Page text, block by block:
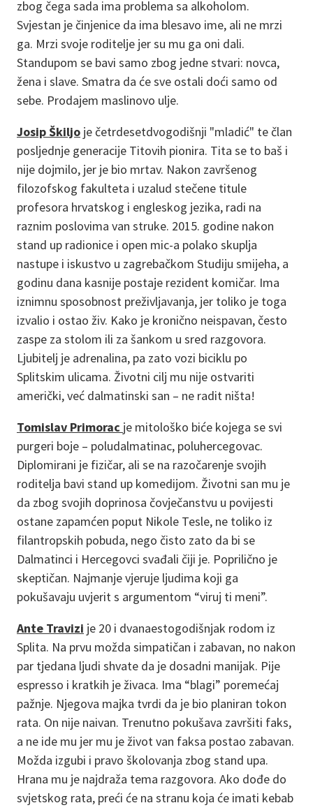
zbog čega sada ima problema sa alkoholom.
Svjestan je činjenice da ima blesavo ime, ali ne mrzi
ga. Mrzi svoje roditelje jer su mu ga oni dali.
Standupom se bavi samo zbog jedne stvari: novca,
žena i slave. Smatra da će sve ostali doći samo od
sebe. Prodajem maslinovo ulje.
Josip Škiljo je četrdesetdvogodišnji "mladić" te član
posljednje generacije Titovih pionira. Tita se to baš i
nije dojmilo, jer je bio mrtav. Nakon završenog
filozofskog fakulteta i uzalud stečene titule
profesora hrvatskog i engleskog jezika, radi na
raznim poslovima van struke. 2015. godine nakon
stand up radionice i open mic-a polako skuplja
nastupe i iskustvo u zagrebačkom Studiju smijeha, a
godinu dana kasnije postaje rezident komičar. Ima
iznimnu sposobnost preživljavanja, jer toliko je toga
izvalio i ostao živ. Kako je kronično neispavan, često
zaspe za stolom ili za šankom u sred razgovora.
Ljubitelj je adrenalina, pa zato vozi biciklu po
Splitskim ulicama. Životni cilj mu nije ostvariti
američki, već dalmatinski san – ne radit ništa!
Tomislav Primorac je mitološko biće kojega se svi
purgeri boje – poludalmatinac, poluhercegovac.
Diplomirani je fizičar, ali se na razočarenje svojih
roditelja bavi stand up komedijom. Životni san mu je
da zbog svojih doprinosa čovječanstvu u povijesti
ostane zapamćen poput Nikole Tesle, ne toliko iz
filantropskih pobuda, nego čisto zato da bi se
Dalmatinci i Hercegovci svađali čiji je. Poprilično je
skeptičan. Najmanje vjeruje ljudima koji ga
pokušavaju uvjerit s argumentom “viruj ti meni”.
Ante Travizi je 20 i dvanaestogodišnjak rodom iz
Splita. Na prvu možda simpatičan i zabavan, no nakon
par tjedana ljudi shvate da je dosadni manijak. Pije
espresso i kratkih je živaca. Ima “blagi” poremećaj
pažnje. Njegova majka tvrdi da je bio planiran tokon
rata. On nije naivan. Trenutno pokušava završiti faks,
a ne ide mu jer mu je život van faksa postao zabavan.
Možda izgubi i pravo školovanja zbog stand upa.
Hrana mu je najdraža tema razgovora. Ako dođe do
svjetskog rata, preći će na stranu koja će imati kebab